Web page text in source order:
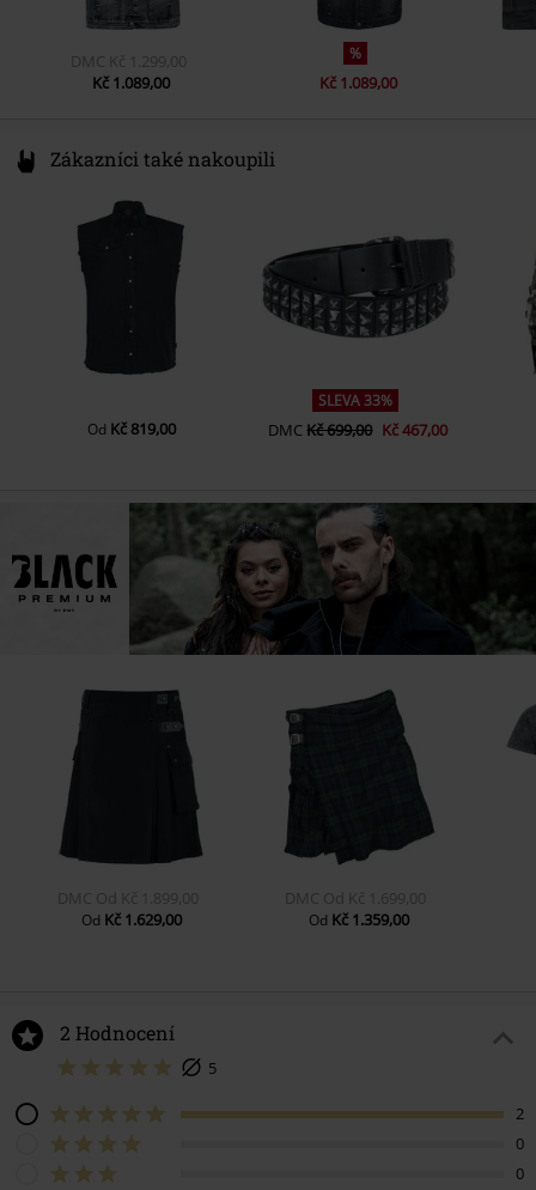
DMC Kč 1.299,00
Kč 1.089,00
%
Kč 1.089,00
Zákazníci také nakoupili
Od Kč 819,00
SLEVA 33%
DMCKč 699,00 Kč 467,00
DMC Od Kč 1.899,00
Od Kč 1.629,00
DMC Od Kč 1.699,00
Od Kč 1.359,00
2 Hodnocení
5
2
0
0